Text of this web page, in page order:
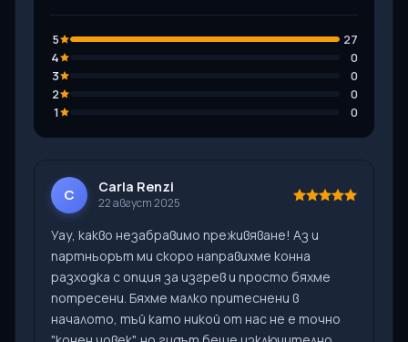
5
27
4
0
3
0
2
0
1
0
C Carla Renzi
22 август 2025
Уау, какво незабравимо преживяване! Аз и
партньорът ми скоро направихме конна
разходка с опция за изгрев и просто бяхме
потресени. Бяхме малко притеснени в
началото, тъй като никой от нас не е точно